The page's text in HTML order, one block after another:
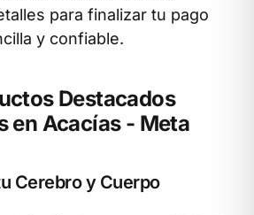
para finalizar tu pago
y confiable.
Destacados
en Acacías - Meta
Cerebro y Cuerpo